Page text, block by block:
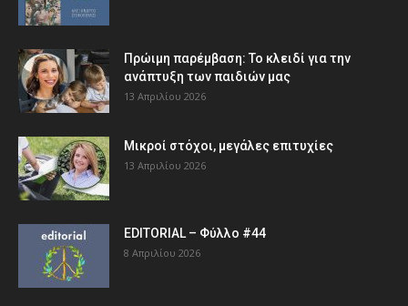
Πρώιμη παρέμβαση: Το κλειδί για την
ανάπτυξη των παιδιών µας
13 Απριλίου 2026
Μικροί στόχοι, μεγάλες επιτυχίες
13 Απριλίου 2026
EDITORIAL – Φύλλο #44
8 Απριλίου 2026